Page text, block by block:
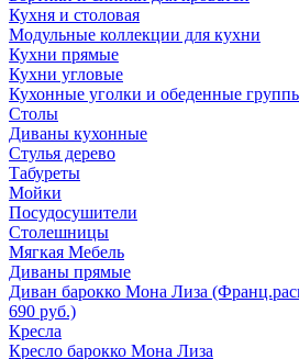
Кухня и столовая
Модульные коллекции для кухни
Кухни прямые
Кухни угловые
Кухонные уголки и обеденные
Столы
Диваны кухонные
Стулья дерево
Табуреты
Мойки
Посудосушители
Столешницы
Мягкая Мебель
Диваны прямые
Диван барокко Мона Лиза
690 руб.)
Кресла
Кресло барокко Мона Лиза